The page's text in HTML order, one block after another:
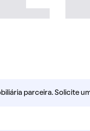
parceira. Solicite